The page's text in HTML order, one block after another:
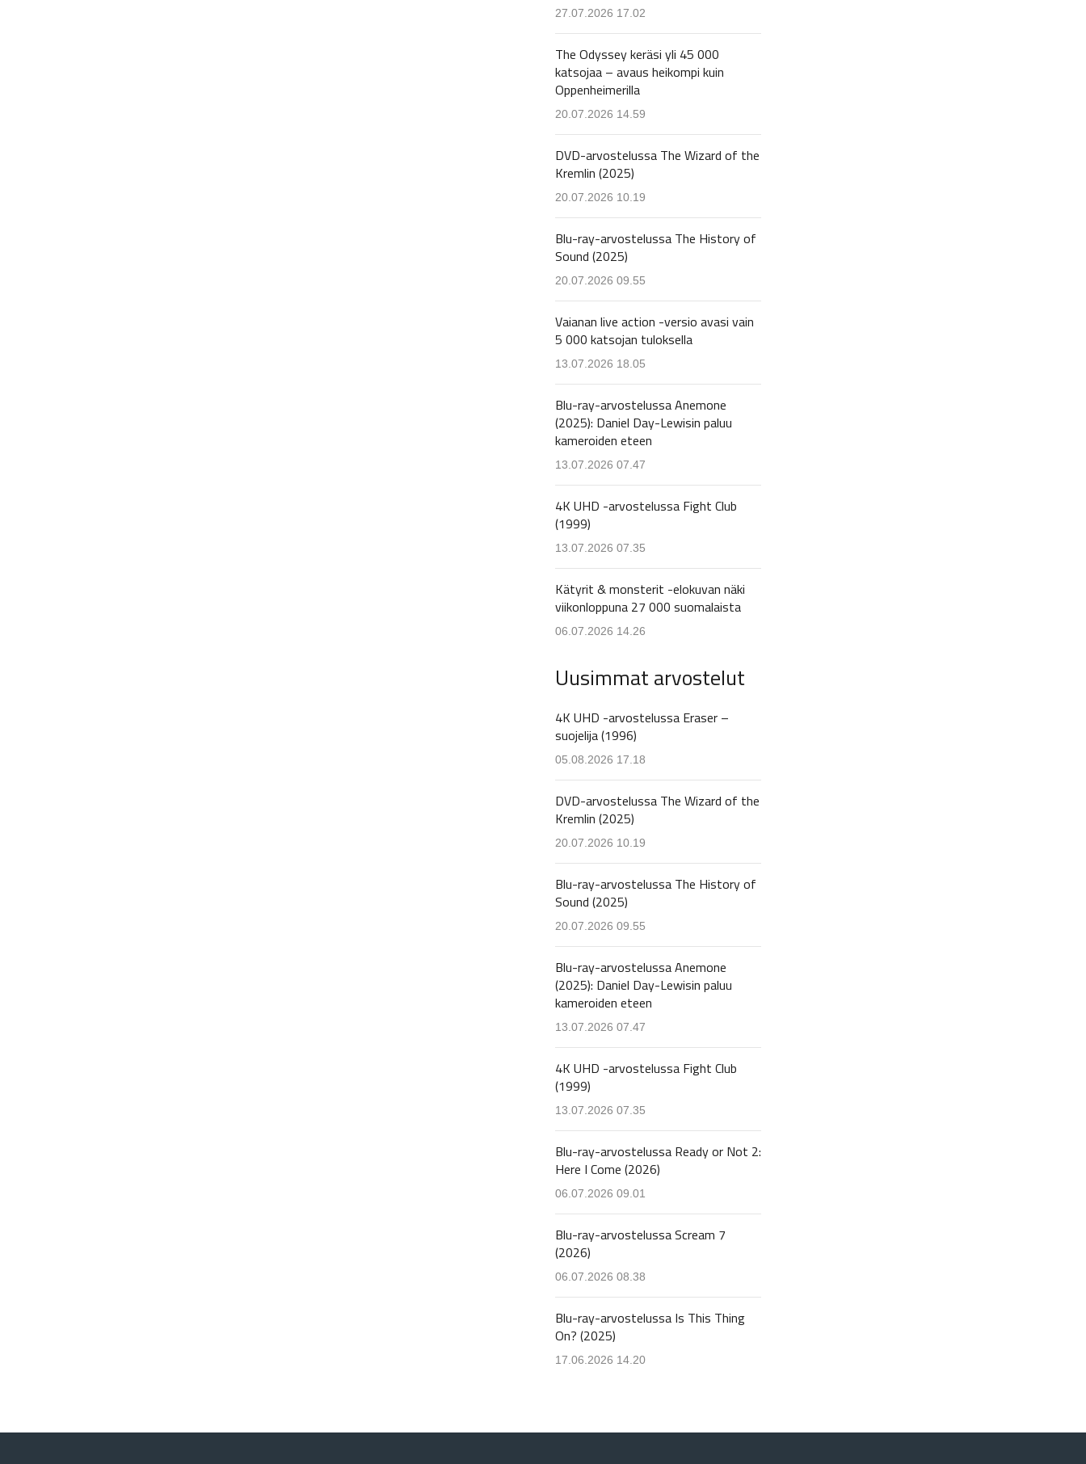
27.07.2026 17.02
The Odyssey keräsi yli 45 000
katsojaa – avaus heikompi kuin
Oppenheimerilla
20.07.2026 14.59
DVD-arvostelussa The Wizard of the
Kremlin (2025)
20.07.2026 10.19
Blu-ray-arvostelussa The History of
Sound (2025)
20.07.2026 09.55
Vaianan live action -versio avasi vain
5 000 katsojan tuloksella
13.07.2026 18.05
Blu-ray-arvostelussa Anemone
(2025): Daniel Day-Lewisin paluu
kameroiden eteen
13.07.2026 07.47
4K UHD -arvostelussa Fight Club
(1999)
13.07.2026 07.35
Kätyrit & monsterit -elokuvan näki
viikonloppuna 27 000 suomalaista
06.07.2026 14.26
Uusimmat arvostelut
4K UHD -arvostelussa Eraser –
suojelija (1996)
05.08.2026 17.18
DVD-arvostelussa The Wizard of the
Kremlin (2025)
20.07.2026 10.19
Blu-ray-arvostelussa The History of
Sound (2025)
20.07.2026 09.55
Blu-ray-arvostelussa Anemone
(2025): Daniel Day-Lewisin paluu
kameroiden eteen
13.07.2026 07.47
4K UHD -arvostelussa Fight Club
(1999)
13.07.2026 07.35
Blu-ray-arvostelussa Ready or Not 2:
Here I Come (2026)
06.07.2026 09.01
Blu-ray-arvostelussa Scream 7
(2026)
06.07.2026 08.38
Blu-ray-arvostelussa Is This Thing
On? (2025)
17.06.2026 14.20